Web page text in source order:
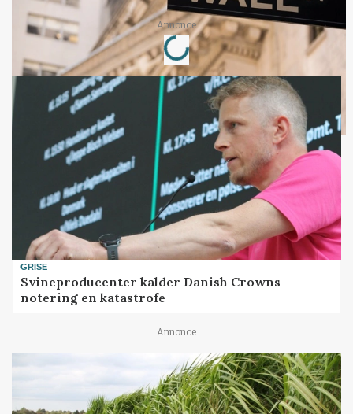
Annonce
Loading...
GRISE
Svineproducenter kalder Danish Crowns
notering en katastrofe
Annonce